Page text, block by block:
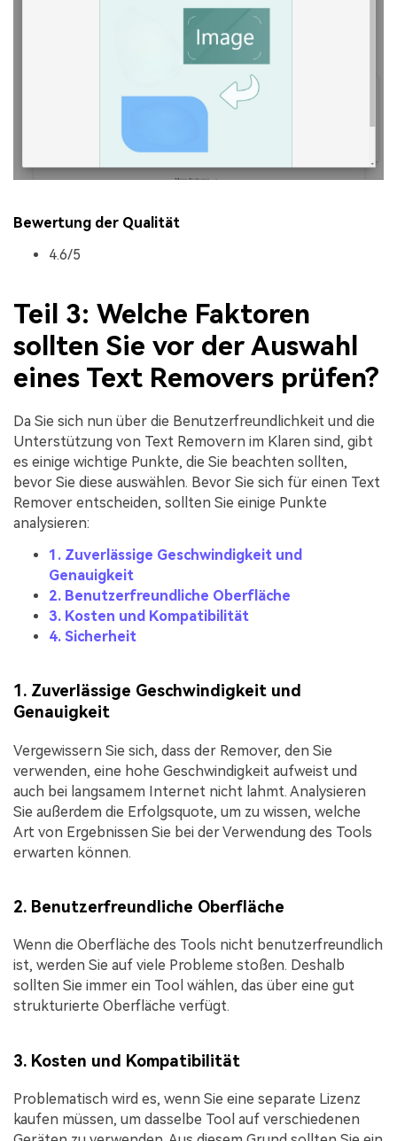
Bewertung der Qualität
4.6/5
Teil 3: Welche Faktoren
sollten Sie vor der Auswahl
eines Text Removers prüfen?
Da Sie sich nun über die Benutzerfreundlichkeit und die
Unterstützung von Text Removern im Klaren sind, gibt
es einige wichtige Punkte, die Sie beachten sollten,
bevor Sie diese auswählen. Bevor Sie sich für einen Text
Remover entscheiden, sollten Sie einige Punkte
analysieren:
1. Zuverlässige Geschwindigkeit und
Genauigkeit
2. Benutzerfreundliche Oberfläche
3. Kosten und Kompatibilität
4. Sicherheit
1. Zuverlässige Geschwindigkeit und
Genauigkeit
Vergewissern Sie sich, dass der Remover, den Sie
verwenden, eine hohe Geschwindigkeit aufweist und
auch bei langsamem Internet nicht lahmt. Analysieren
Sie außerdem die Erfolgsquote, um zu wissen, welche
Art von Ergebnissen Sie bei der Verwendung des Tools
erwarten können.
2. Benutzerfreundliche Oberfläche
Wenn die Oberfläche des Tools nicht benutzerfreundlich
ist, werden Sie auf viele Probleme stoßen. Deshalb
sollten Sie immer ein Tool wählen, das über eine gut
strukturierte Oberfläche verfügt.
3. Kosten und Kompatibilität
Problematisch wird es, wenn Sie eine separate Lizenz
kaufen müssen, um dasselbe Tool auf verschiedenen